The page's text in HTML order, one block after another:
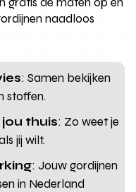
naadloos
: Samen bekijken
stoffen.
thuis: Zo weet je
jij wilt.
: Jouw gordijnen
in Nederland